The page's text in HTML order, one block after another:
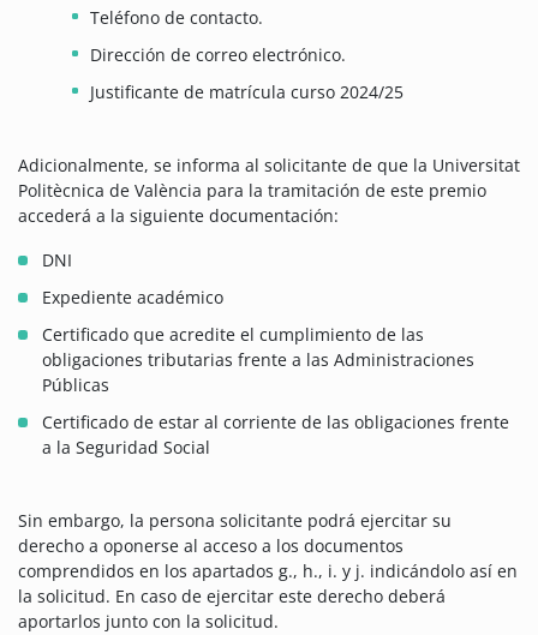
Teléfono de contacto.
Dirección de correo electrónico.
Justificante de matrícula curso 2024/25
Adicionalmente, se informa al solicitante de que la Universitat
Politècnica de València para la tramitación de este premio
accederá a la siguiente documentación:
DNI
Expediente académico
Certificado que acredite el cumplimiento de las
obligaciones tributarias frente a las Administraciones
Públicas
Certificado de estar al corriente de las obligaciones frente
a la Seguridad Social
Sin embargo, la persona solicitante podrá ejercitar su
derecho a oponerse al acceso a los documentos
comprendidos en los apartados g., h., i. y j. indicándolo así en
la solicitud. En caso de ejercitar este derecho deberá
aportarlos junto con la solicitud.